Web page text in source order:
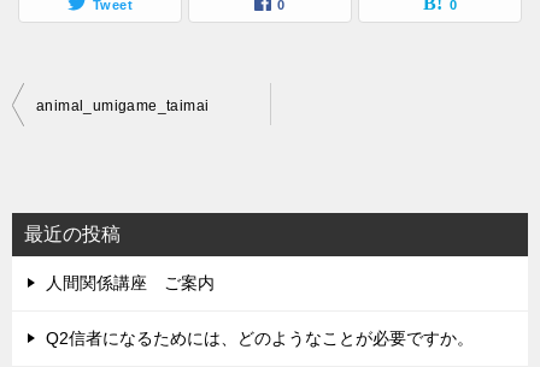
Tweet 0 0
投
ビ
ゲ
ー
シ
animal_umigame_taimai
最近の投稿
人間関係講座 ご案内
Q2信者になるためには、どのようなことが必要ですか。